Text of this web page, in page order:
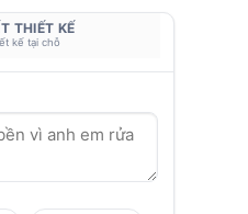
THIẾT KẾ
kế tại chỗ